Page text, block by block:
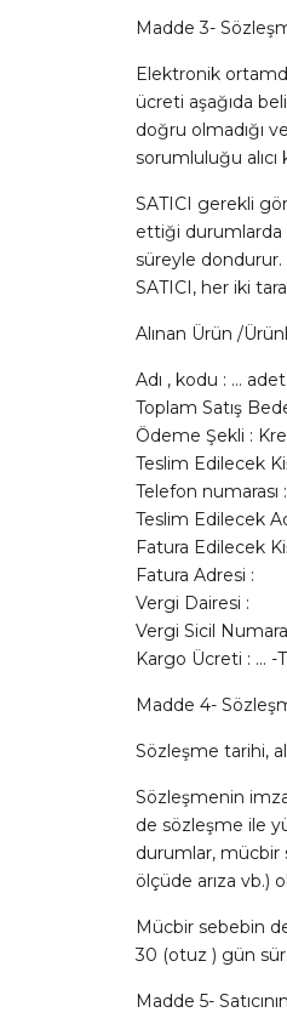
Madde 3-
Elektronik
ücreti aşağıda
doğru olmadığı
sorumluluğu alıcı
SATICI gerekli
ettiği durumlarda
süreyle dondurur.
SATICI, her iki
Alınan Ürün /
Adı , kodu : … adet
Toplam Satış
Ödeme Şekli :
Teslim Edilecek
Telefon numarası :
Teslim Edilecek
Fatura Edilecek
Fatura Adresi :
Vergi Dairesi :
Vergi Sicil
Kargo Ücreti : … -
Madde 4-
Sözleşme tarihi,
Sözleşmenin
de sözleşme ile
durumlar, mücbir
ölçüde arıza vb.)
Mücbir sebebin
30 (otuz ) gün
Madde 5-